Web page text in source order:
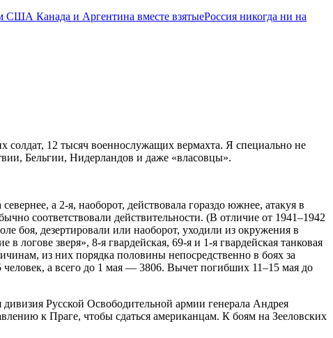
США Канада и Аргентина вместе взятыеРоссия никогда ни на
солдат, 12 тысяч военнослужащих вермахта. Я специально не
Бельгии, Нидерландов и даже «власовцы».
а 2-я, наоборот, действовала гораздо южнее, атакуя в
соответствовали действительности. (В отличие от 1941–1942
боя, дезертировали или наоборот, уходили из окружения в
зверя», 8-я гвардейская, 69-я и 1-я гвардейская танковая
из них порядка половины непосредственно в боях за
человек, а всего до 1 мая — 3806. Вычет погибших 11–15 мая до
Русской Освободительной армии генерала Андрея
к Праге, чтобы сдаться американцам. К боям на Зееловских